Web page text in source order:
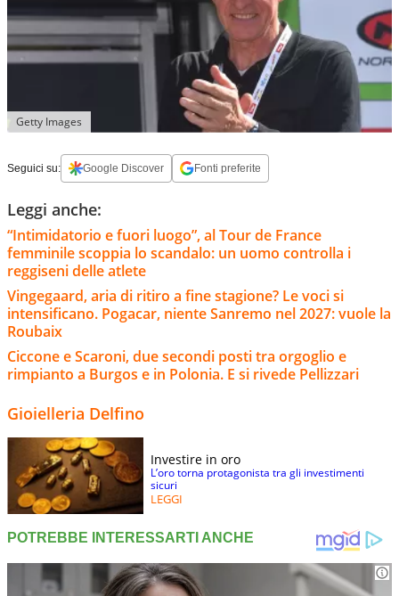
Getty Images
Seguici su: Google Discover Fonti preferite
Leggi anche:
“Intimidatorio e fuori luogo”, al Tour de France
femminile scoppia lo scandalo: un uomo controlla i
reggiseni delle atlete
Vingegaard, aria di ritiro a fine stagione? Le voci si
intensificano. Pogacar, niente Sanremo nel 2027: vuole la
Roubaix
Ciccone e Scaroni, due secondi posti tra orgoglio e
rimpianto a Burgos e in Polonia. E si rivede Pellizzari
Gioielleria Delfino
Investire in oro
L’oro torna protagonista tra gli investimenti
sicuri
LEGGI